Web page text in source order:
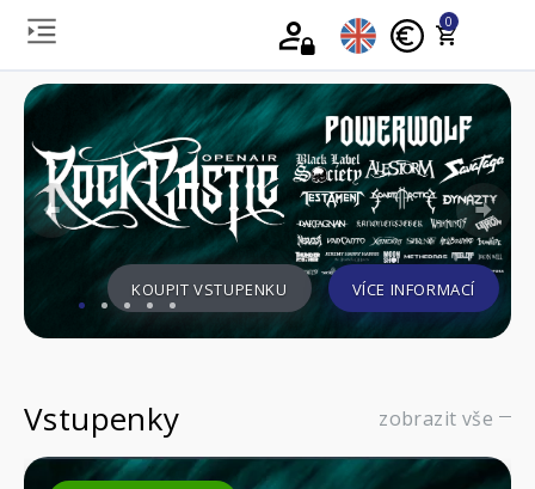
0
KOUPIT VSTUPENKU VÍCE INFORMACÍ
Previous
Vstupenky zobrazit vše